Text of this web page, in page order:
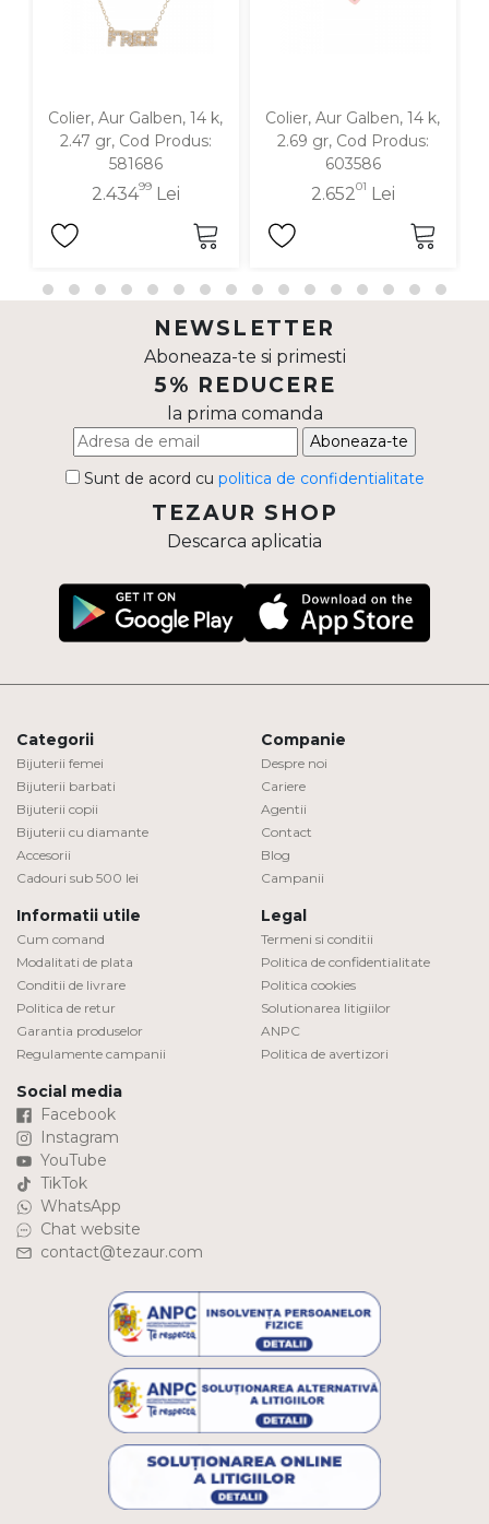
Colier, Aur Galben, 14 k,
2.47 gr, Cod Produs:
581686
2.43499Lei
Colier, Aur Galben, 14 k,
2.69 gr, Cod Produs:
603586
2.65201 Lei
NEWSLETTER
Aboneaza-te si primesti
5% REDUCERE
la prima comanda
Aboneaza-te
Sunt de acord cu politica de confidentialitate
TEZAUR SHOP
Descarca aplicatia
Categorii
Bijuterii femei
Bijuterii barbati
Bijuterii copii
Bijuterii cu diamante
Accesorii
Cadouri sub 500 lei
Companie
Despre noi
Cariere
Agentii
Contact
Blog
Campanii
Informatii utile
Cum comand
Modalitati de plata
Conditii de livrare
Politica de retur
Garantia produselor
Regulamente campanii
Legal
Termeni si conditii
Politica de confidentialitate
Politica cookies
Solutionarea litigiilor
ANPC
Politica de avertizori
Social media
Facebook
Instagram
YouTube
TikTok
WhatsApp
Chat website
contact@tezaur.com